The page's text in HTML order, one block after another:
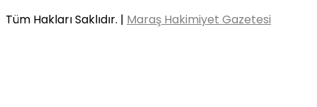
Tüm Hakları Saklıdır. | Maraş Hakimiyet Gazetesi